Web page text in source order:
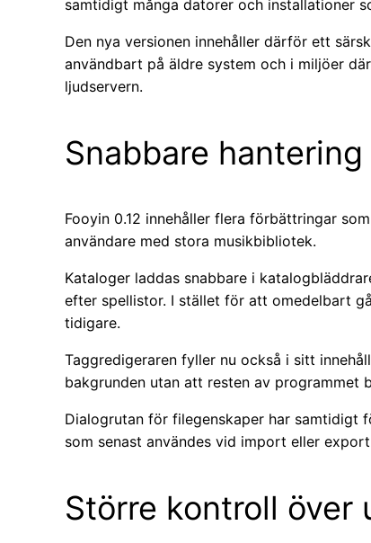
samtidigt många datorer och installationer
Den nya versionen innehåller därför ett
användbart på äldre system och i miljöer
ljudservern.
Snabbare
Fooyin 0.12 innehåller flera förbättringar
användare med stora musikbibliotek.
Kataloger laddas snabbare i
efter spellistor. I stället för att omedelbart
tidigare.
Taggredigeraren fyller nu också i sitt
bakgrunden utan att resten av programmet
Dialogrutan för filegenskaper har samtidigt
som senast användes vid import eller
Större kontroll över